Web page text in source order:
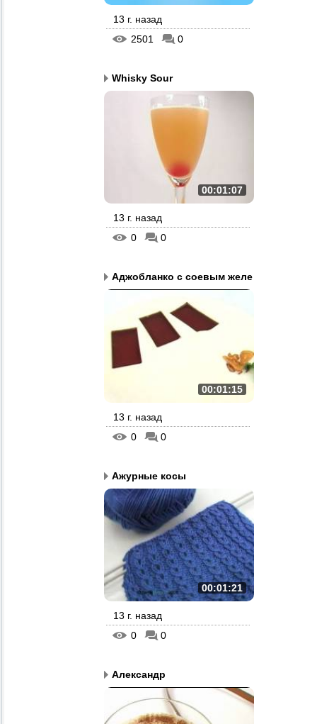
13 г. назад
2501
0
Whisky Sour
00:01:07
13 г. назад
0
0
Аджобланко с соевым желе
00:01:15
13 г. назад
0
0
Ажурные косы
00:01:21
13 г. назад
0
0
Александр